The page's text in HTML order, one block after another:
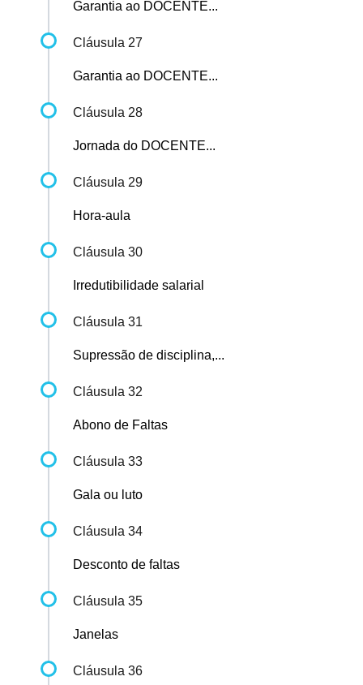
Garantia ao DOCENTE...
Cláusula 27
Garantia ao DOCENTE...
Cláusula 28
Jornada do DOCENTE...
Cláusula 29
Hora-aula
Cláusula 30
Irredutibilidade salarial
Cláusula 31
Supressão de disciplina,...
Cláusula 32
Abono de Faltas
Cláusula 33
Gala ou luto
Cláusula 34
Desconto de faltas
Cláusula 35
Janelas
Cláusula 36